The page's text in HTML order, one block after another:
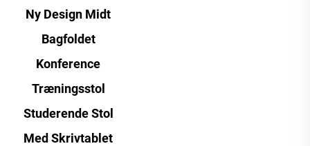
Ny Design Midt
Bagfoldet
Konference
Træningsstol
Studerende Stol
Med Skrivtablet